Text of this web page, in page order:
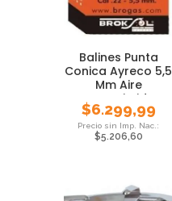
Balines Punta
Conica Ayreco 5,5
Mm Aire
Comprimido
$6.299,99
$5.206,60